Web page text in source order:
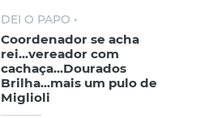
DEI O PAPO •
Coordenador se acha
rei...vereador com
cachaça...Dourados
Brilha...mais um pulo de
Miglioli